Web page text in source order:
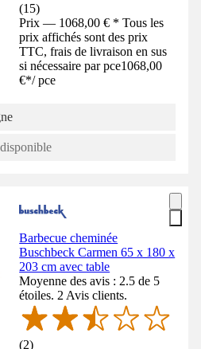
(15)
Prix — 1068,00 € * Tous les
prix affichés sont des prix
TTC, frais de livraison en sus
si nécessaire par pce1068,00
€*/ pce
Barbecue cheminée
Buschbeck Carmen 65 x 180 x
203 cm avec table
Moyenne des avis : 2.5 de 5
étoiles. 2 Avis clients.
(2)